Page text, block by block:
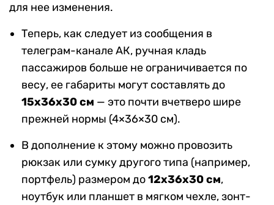
для нее изменения.
Теперь, как следует из сообщения в
телеграм-канале АК, ручная кладь
пассажиров больше не ограничивается по
весу, ее габариты могут составлять до
15х36х30 см — это почти вчетверо шире
прежней нормы (4×36×30 см).
В дополнение к этому можно провозить
рюкзак или сумку другого типа (например,
портфель) размером до12х36х30 см,
ноутбук или планшет в мягком чехле, зонт-